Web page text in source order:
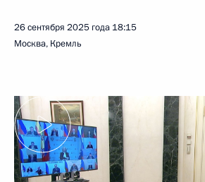
26 сентября 2025 года 18:15
Москва, Кремль